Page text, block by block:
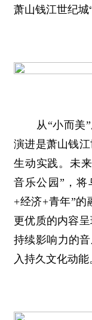
萧山钱江世纪城
从“小而美”
演进是萧山钱
生动实践。未
音乐公园”，将
+经济+青年”的
更优质的内容
持续影响力的
入持久文化动能